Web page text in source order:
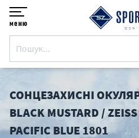
меню
СОНЦЕЗАХИСНІ
BLACK MUSTARD /
PACIFIC BLUE 1801